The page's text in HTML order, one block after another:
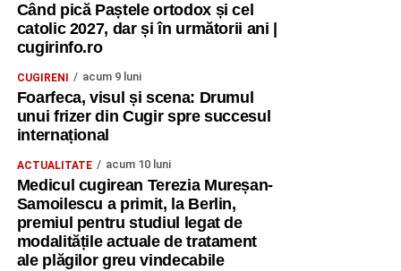
Când pică Paștele ortodox și cel
catolic 2027, dar și în următorii ani |
cugirinfo.ro
CUGIRENI acum 9 luni
Foarfeca, visul și scena: Drumul
unui frizer din Cugir spre succesul
internațional
ACTUALITATE acum 10 luni
Medicul cugirean Terezia Mureșan-
Samoilescu a primit, la Berlin,
premiul pentru studiul legat de
modalitățile actuale de tratament
ale plăgilor greu vindecabile